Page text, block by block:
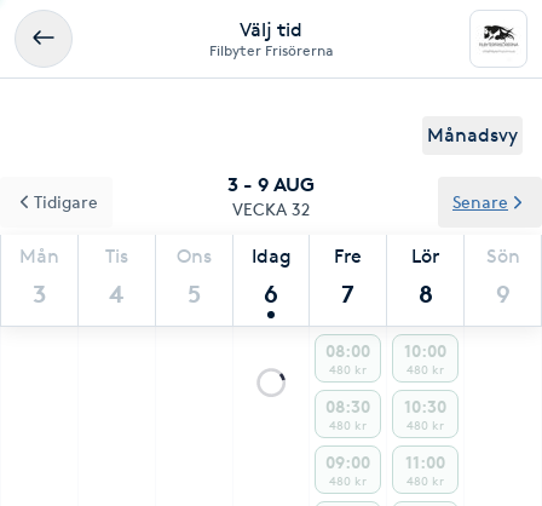
Välj tid
Filbyter Frisörerna
Månadsvy
3 - 9 AUG
VECKA 32
Mån
3
Tis
4
Ons
5
Idag
6
Fre
7
Lör
8
Sön
9
Tidigare Senare
08:00
480 kr
08:30
480 kr
09:00
480 kr
10:00
480 kr
10:30
480 kr
11:00
480 kr